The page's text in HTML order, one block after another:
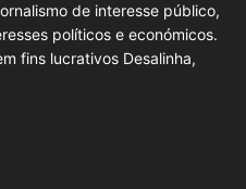
de interesse público,
políticos e económicos.
fins lucrativos Desalinha,